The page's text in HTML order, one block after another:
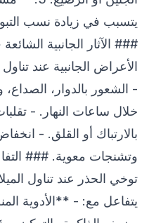
يتسبب في زيادة نسب
### الآثار الجانبية
الأعراض الجانبية عند
- الشعور بالدوار،
خلال ساعات النهار. -
بالارتباك أو القلق. -
وتشنجات معوية. ###
توخي الحذر عند تناول
يتفاعل مع: - **الأدوية